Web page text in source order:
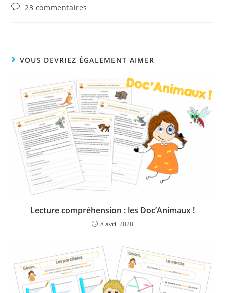
Commentaires
23 commentaires
VOUS DEVRIEZ ÉGALEMENT AIMER
Lecture compréhension : les Doc’Animaux !
8 avril 2020